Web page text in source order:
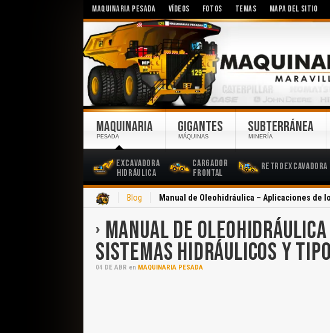
MAQUINARIA PESADA VÍDEOS FOTOS TEMAS MAPA DEL SITIO
MAQUINARIA
PESADA
Excavadora
Hidráulica
Cargador
Frontal
Retroexcavadora
GIGANTES
MÁQUINAS
SUBTERRÁNEA
MINERÍA
Blog Manual de Oleohidráulica – Aplicaciones de
MANUAL DE
SISTEMAS HIDRÁULICOS Y
04 DE ABR en MAQUINARIA PESADA